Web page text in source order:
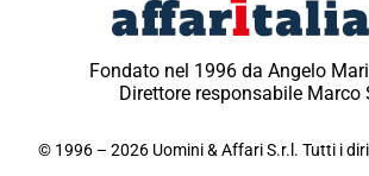
Fondato nel 1996 da Angelo
Direttore responsabile Marco
© 1996 – 2026 Uomini & Affari S.r.l. Tutti i